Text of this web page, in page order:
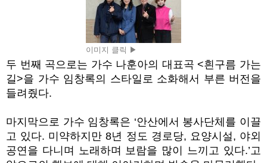
이미지 클릭 ▶
두 번째 곡으로는 가수 나훈아의 대표곡<흰구름 가는
길>을 가수 임창록의 스타일로 소화해서 부른 버전을
들려줬다.
마지막으로 가수 임창록은 ‘안산에서 봉사단체를 이끌
고 있다. 미약하지만8년 정도 경로당, 요양시설 , 야외
공연을 다니며 노래하며 보람을 많이 느끼고 있다.’고